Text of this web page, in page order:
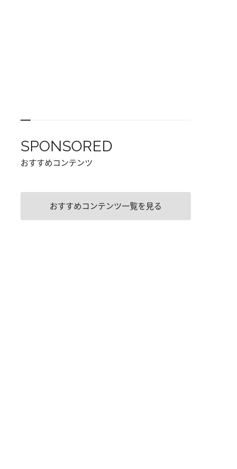
SPONSORED
おすすめコンテンツ
おすすめコンテンツ一覧を見る